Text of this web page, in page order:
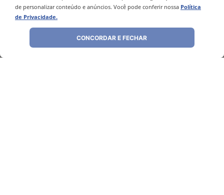
de personalizar conteúdo e anúncios. Você pode conferir nossa Política
de Privacidade.
CONCORDAR E FECHAR
COMPRAR